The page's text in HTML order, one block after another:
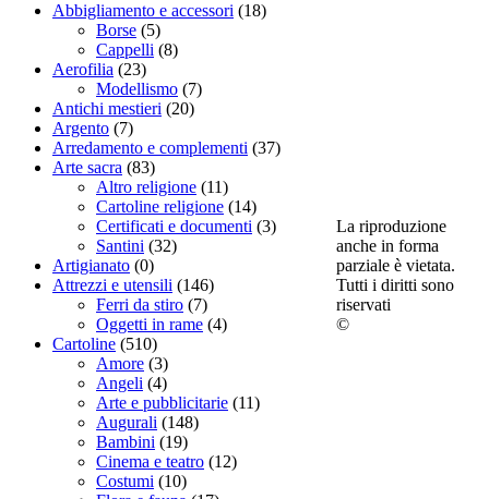
Abbigliamento e accessori (18)
Borse (5)
Cappelli (8)
Aerofilia (23)
Modellismo (7)
Antichi mestieri (20)
Argento (7)
Arredamento e complementi (37)
Arte sacra (83)
Altro religione (11)
Cartoline religione (14)
Certificati e documenti (3)
Santini (32)
Artigianato (0)
Attrezzi e utensili (146)
Ferri da stiro (7)
Oggetti in rame (4)
Cartoline (510)
Amore (3)
Angeli (4)
Arte e pubblicitarie (11)
Augurali (148)
Bambini (19)
Cinema e teatro (12)
Costumi (10)
La riproduzione
anche in forma
parziale è vietata.
Tutti i diritti sono
riservati
©